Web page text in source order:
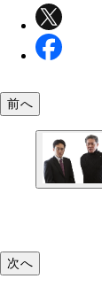
前へ
次へ